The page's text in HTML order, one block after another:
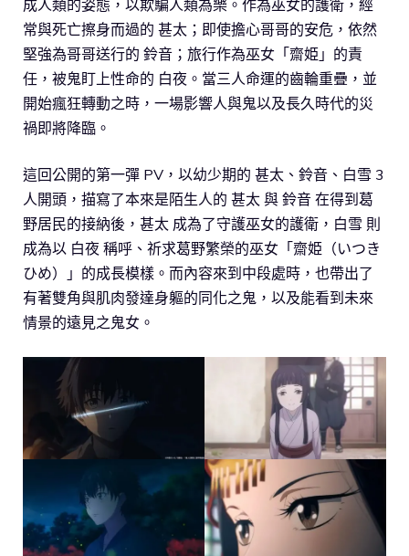
成人類的姿態，以欺騙人類為樂。作為巫女的護衛，經
常與死亡擦身而過的 甚太；即使擔心哥哥的安危，依然
堅強為哥哥送行的 鈴音；旅行作為巫女「齋姫」的責
任，被鬼盯上性命的 白夜。當三人命運的齒輪重疊，並
開始瘋狂轉動之時，一場影響人與鬼以及長久時代的災
禍即將降臨。
這回公開的第一彈 PV，以幼少期的 甚太、鈴音、白雪 3
人開頭，描寫了本來是陌生人的 甚太 與 鈴音 在得到葛
野居民的接納後，甚太 成為了守護巫女的護衛，白雪 則
成為以 白夜 稱呼、祈求葛野繁榮的巫女「齋姫（いつき
ひめ）」的成長模樣。而內容來到中段處時，也帶出了
有著雙角與肌肉發達身軀的同化之鬼，以及能看到未來
情景的遠見之鬼女。